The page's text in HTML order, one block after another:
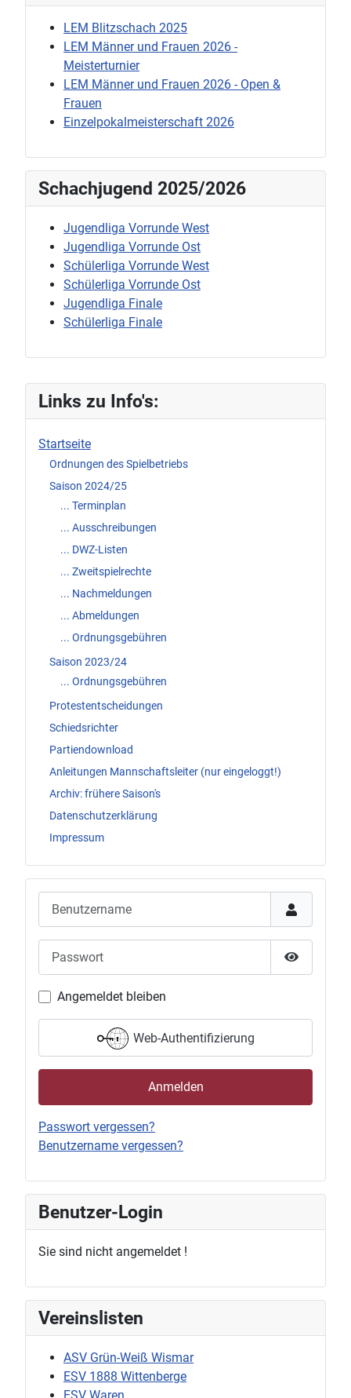
Links zu Info's:
Startseite
Ordnungen des Spielbetriebs
Saison 2024/25
... Terminplan
... Ausschreibungen
... DWZ-Listen
... Zweitspielrechte
... Nachmeldungen
... Abmeldungen
... Ordnungsgebühren
Saison 2023/24
... Ordnungsgebühren
Protestentscheidungen
Schiedsrichter
Partiendownload
Anleitungen Mannschaftsleiter (nur eingeloggt!)
Archiv: frühere Saison's
Datenschutzerklärung
Impressum
Passwort
Angemeldet bleiben
Web-Authentifizierung
Anmelden
Passwort vergessen?
Benutzername vergessen?
Benutzer-Login
Sie sind nicht angemeldet !
Vereinslisten
ASV Grün-Weiß Wismar
ESV 1888 Wittenberge
ESV Waren
LEM Blitzschach 2025
LEM Männer und Frauen 2026 -
Meisterturnier
LEM Männer und Frauen 2026 - Open &
Frauen
Einzelpokalmeisterschaft 2026
Schachjugend 2025/2026
Jugendliga Vorrunde West
Jugendliga Vorrunde Ost
Schülerliga Vorrunde West
Schülerliga Vorrunde Ost
Jugendliga Finale
Schülerliga Finale